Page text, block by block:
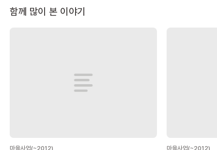
함께 많이 본 이야기
마을사업(~2012) 마을사업(~2012)